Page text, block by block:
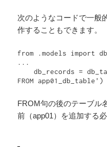
次のようなコードで一般
作することもできます。
from .models import
...
    db_records = db_table.objects.raw('SELECT *
FROM句の後のテーブル
前（app01）を追加する